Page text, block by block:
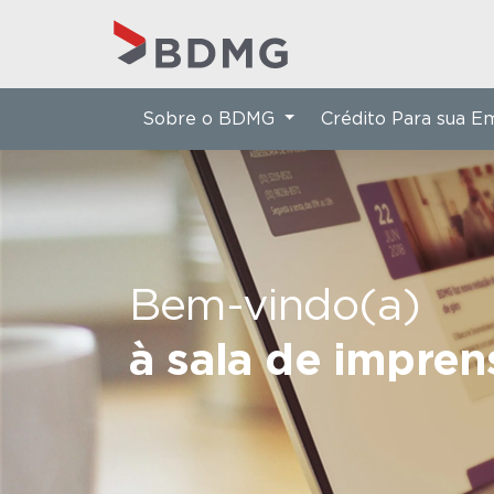
Bem-vindo(a)
à sala de
Sobre o BDMG Crédito Para sua